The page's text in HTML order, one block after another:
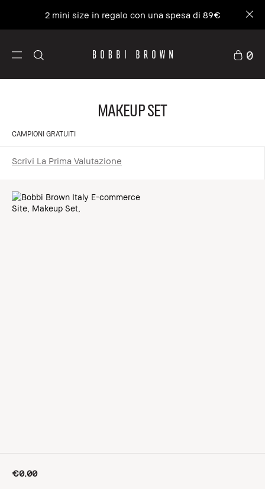
2 mini size in regalo con una spesa di 89€
0
Makeup Set
CAMPIONI GRATUITI
Scrivi La Prima Valutazione
€0.00